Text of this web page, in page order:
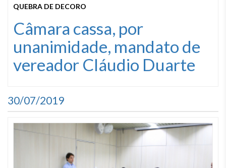
QUEBRA DE DECORO
Câmara cassa, por
unanimidade, mandato de
vereador Cláudio Duarte
30/07/2019